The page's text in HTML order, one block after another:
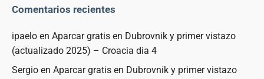
Comentarios recientes
ipaelo en Aparcar gratis en Dubrovnik y primer vistazo
(actualizado 2025) – Croacia dia 4
Sergio en Aparcar gratis en Dubrovnik y primer vistazo